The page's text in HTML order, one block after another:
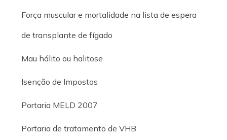
Força muscular e mortalidade na lista de espera
de transplante de fígado
Mau hálito ou halitose
Isenção de Impostos
Portaria MELD 2007
Portaria de tratamento de VHB